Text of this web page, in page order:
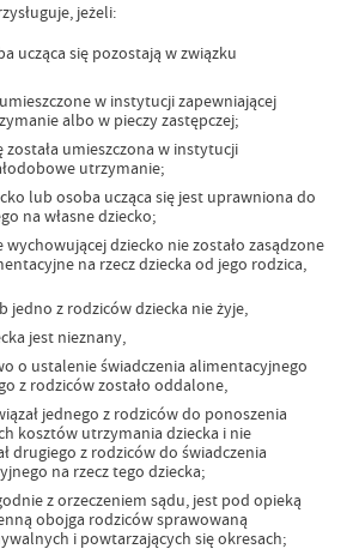
jeżeli:
ucząca się pozostają w związku
w instytucji zapewniającej
albo w pieczy zastępczej;
została umieszczona w instytucji
utrzymanie;
lub osoba ucząca się jest uprawniona do
na własne dziecko;
dziecko nie zostało zasądzone
na rzecz dziecka od jego rodzica,
jedno z rodziców dziecka nie żyje,
jest nieznany,
o ustalenie świadczenia alimentacyjnego
z rodziców zostało oddalone,
jednego z rodziców do ponoszenia
kosztów utrzymania dziecka i nie
drugiego z rodziców do świadczenia
na rzecz tego dziecka;
z orzeczeniem sądu, jest pod opieką
obojga rodziców sprawowaną
i powtarzających się okresach;